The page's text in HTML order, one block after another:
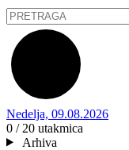
Nedelja, 09.08.2026
0 / 20 utakmica
Arhiva